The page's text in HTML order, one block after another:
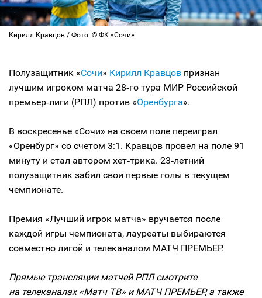
Кирилл Кравцов / Фото: © ФК «Сочи»
Полузащитник «Сочи» Кирилл Кравцов признан
лучшим игроком матча 28‑го тура МИР Российской
премьер‑лиги (РПЛ) против «Оренбурга».
В воскресенье «Сочи» на своем поле переиграл
«Оренбург» со счетом 3:1. Кравцов провел на поле 91
минуту и стал автором хет‑трика. 23‑летний
полузащитник забил свои первые голы в текущем
чемпионате.
Премия «Лучший игрок матча» вручается после
каждой игры чемпионата, лауреаты выбираются
совместно лигой и телеканалом МАТЧ ПРЕМЬЕР.
Прямые трансляции матчей РПЛ смотрите
на телеканалах «Матч ТВ» и МАТЧ ПРЕМЬЕР, а также